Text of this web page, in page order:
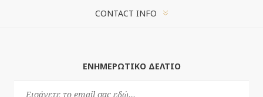
CONTACT INFO
ΕΝΗΜΕΡΩΤΙΚΌ ΔΕΛΤΊΟ